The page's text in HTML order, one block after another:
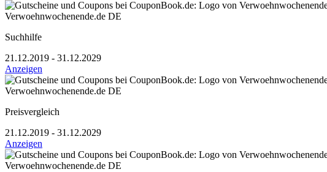
Verwoehnwochenende.de DE
Suchhilfe
21.12.2019 - 31.12.2029
Anzeigen
Verwoehnwochenende.de DE
Preisvergleich
21.12.2019 - 31.12.2029
Anzeigen
Verwoehnwochenende.de DE